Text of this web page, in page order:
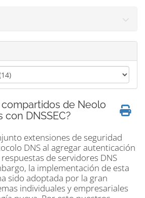
de Neolo
DNSSEC?
extensiones de seguridad
DNS al agregar autenticación
de servidores DNS
la implementación de esta
sido adoptada por la gran
individuales y empresariales